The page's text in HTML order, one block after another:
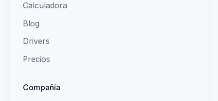
Calculadora
Blog
Drivers
Precios
Compañía